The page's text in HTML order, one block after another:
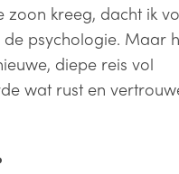
zoon kreeg, dacht ik
psychologie. Maar
diepe reis vol
wat rust en